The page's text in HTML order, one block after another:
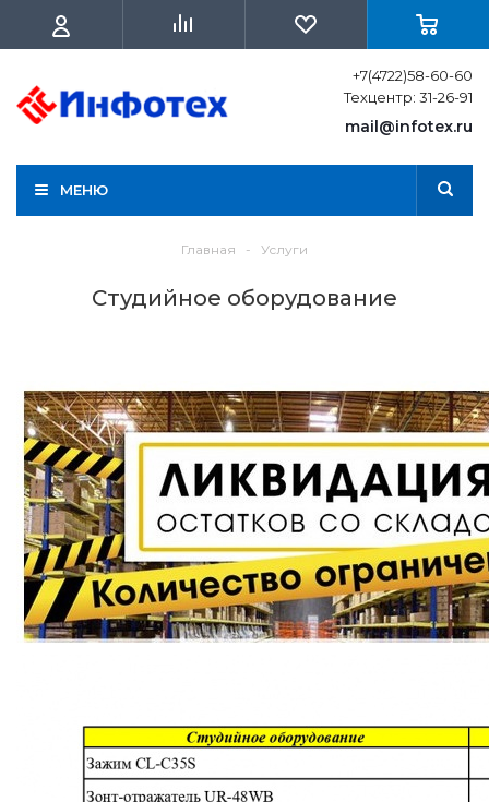
+7(4722)58-60-60
Техцентр: 31-26-91
mail@infotex.ru
МЕНЮ
Главная - Услуги
Студийное оборудование